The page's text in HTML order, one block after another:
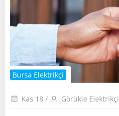
Bursa Elektrikçi
Kas 18 / Görükle Elektrikçi